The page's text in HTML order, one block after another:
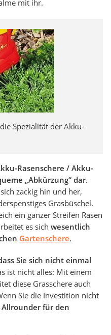
mit ihr.
Spezialität der Akku-
Rasenschere / Akku-
„Abkürzung“ dar.
zackig hin und her,
Grasbüschel.
ein ganzer Streifen Rasen
es sich wesentlich
Gartenschere.
Sie sich nicht einmal
ist nicht alles: Mit einem
diese Grasschere auch
Sie die Investition nicht
Allrounder für den